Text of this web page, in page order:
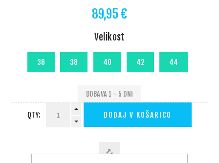
89,95 €
Velikost
DOBAVA 1 - 5 DNI
QTY: DODAJ V KOŠARICO